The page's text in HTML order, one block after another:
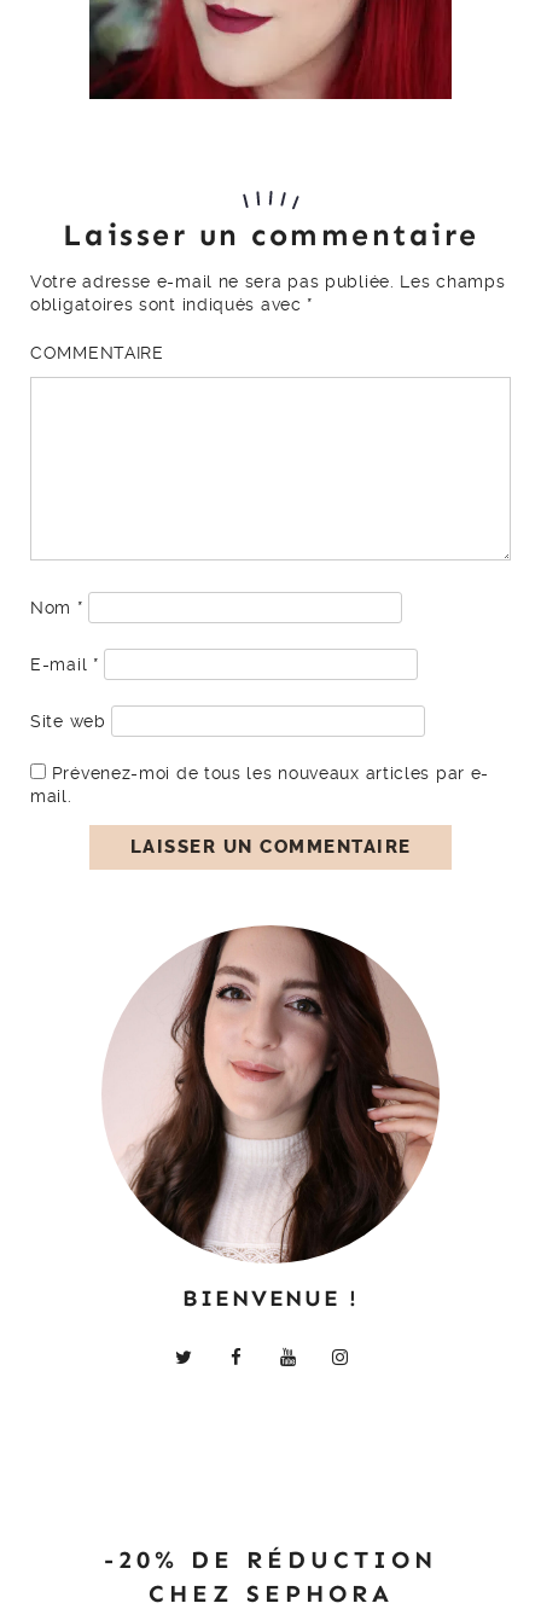
Laisser un commentaire
Votre adresse e-mail ne sera pas publiée.
Les champs
obligatoires sont indiqués avec *
COMMENTAIRE
Nom *
E-mail *
Site web
Prévenez-moi de tous les nouveaux articles par e-
mail.
BIENVENUE !
-20% DE RÉDUCTION
CHEZ SEPHORA